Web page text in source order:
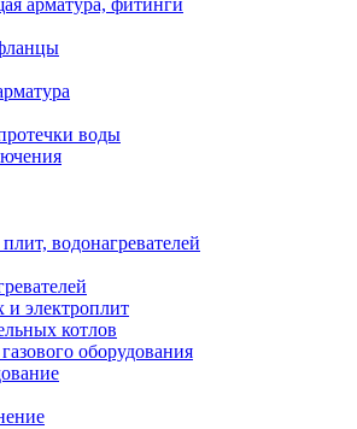
арматура, фитинги
воды
водонагревателей
и электроплит
котлов
оборудования